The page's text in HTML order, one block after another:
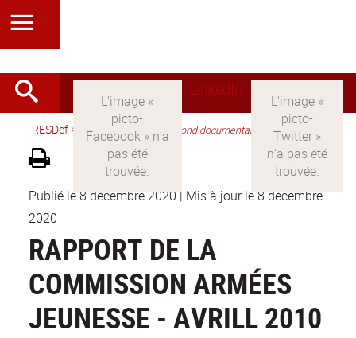
LinkedIn
RESDef> Version française Fond documentaire
Publié le 8 décembre 2020 | Mis à jour le 8 décembre
2020
RAPPORT DE LA
COMMISSION ARMÉES
JEUNESSE - AVRILL 2010